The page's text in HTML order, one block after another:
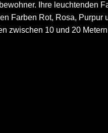
Ihre leuchtenden
Farben Rot, Rosa, Purpur
zwischen 10 und 20